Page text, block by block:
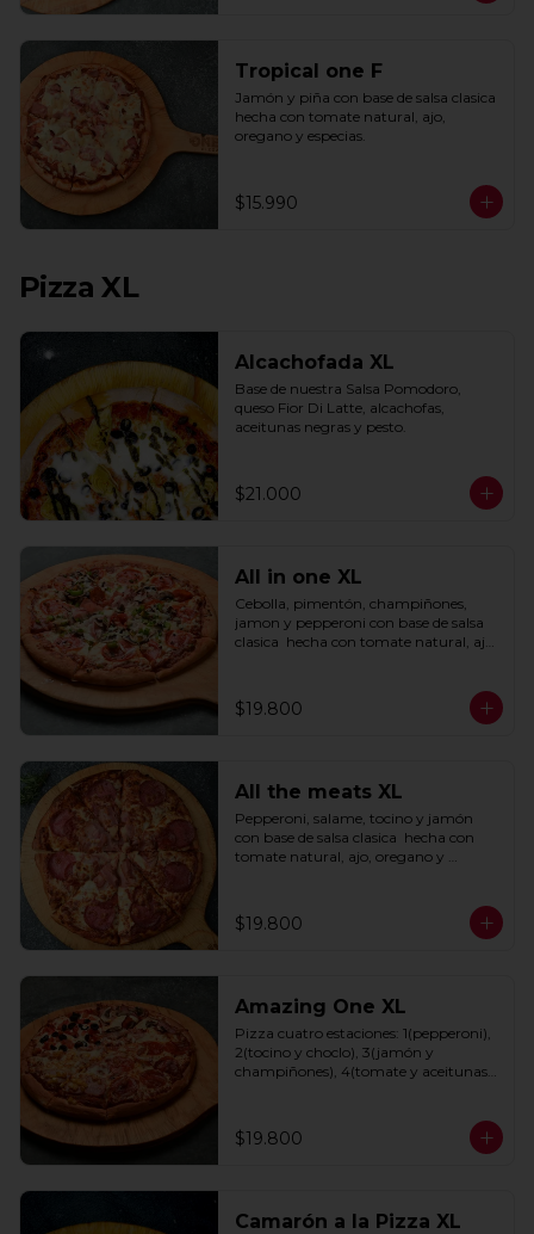
Tropical one F
Jamón y piña con base de salsa clasica
hecha con tomate natural, ajo,
oregano y especias.
$15.990
Pizza XL
Alcachofada XL
Base de nuestra Salsa Pomodoro,
queso Fior Di Latte, alcachofas,
aceitunas negras y pesto.
$21.000
All in one XL
Cebolla, pimentón, champiñones,
jamon y pepperoni con base de salsa
clasica  hecha con tomate natural, ajo,
$19.800
All the meats XL
Pepperoni, salame, tocino y jamón
con base de salsa clasica  hecha con
tomate natural, ajo, oregano y
$19.800
Amazing One XL
Pizza cuatro estaciones: 1(pepperoni),
2(tocino y choclo), 3(jamón y
champiñones), 4(tomate y aceitunas
oregano y especias.
$19.800
Camarón a la Pizza XL